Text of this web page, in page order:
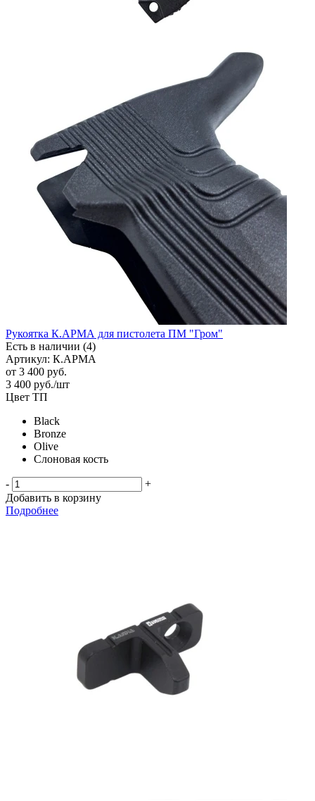
Рукоятка К.АРМА для пистолета ПМ "Гром"
Есть в наличии (4)
Артикул: К.АРМА
от 3 400 руб.
3 400 руб./шт
Цвет ТП
Black
Bronze
Olive
Слоновая кость
-
+
Добавить в корзину
Подробнее